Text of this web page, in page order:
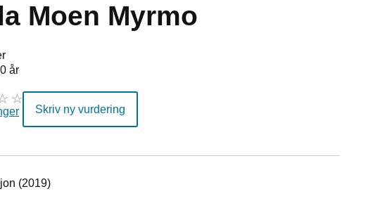
Moen Myrmo
år
Skriv ny vurdering
(2019)